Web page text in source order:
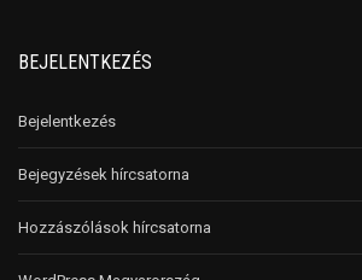
BEJELENTKEZÉS
Bejelentkezés
Bejegyzések hírcsatorna
Hozzászólások hírcsatorna